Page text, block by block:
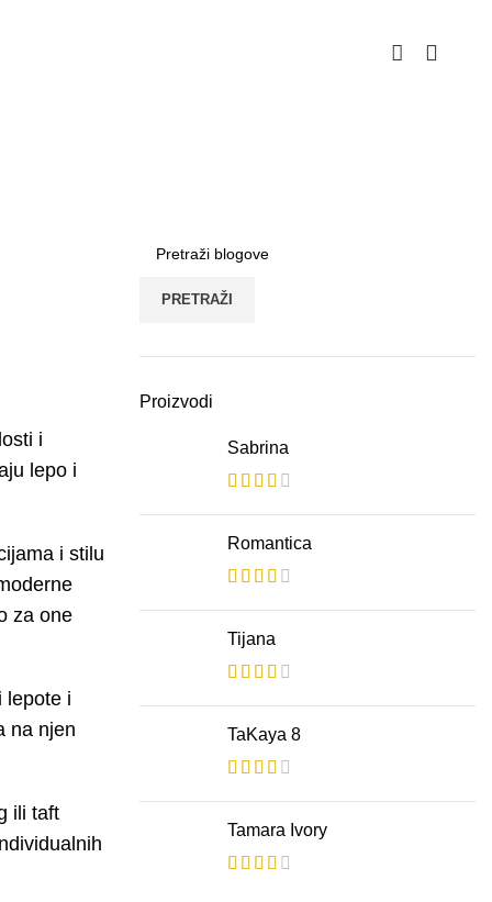
i
lepo i
i stilu
za one
lepote i
na njen
ili taft
PRETRAŽI
Proizvodi
Sabrina
Romantica
Tijana
TaKaya 8
Tamara Ivory